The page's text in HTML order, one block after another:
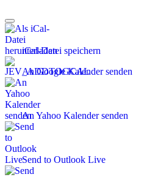
iCal-Datei speichern
An Google Kalender senden
An Yahoo Kalender senden
Send to Outlook Live